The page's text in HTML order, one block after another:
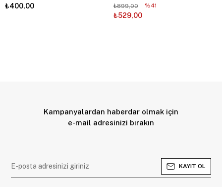
₺400,00
₺529,00
₺899,00 %41
Kampanyalardan haberdar olmak için
e-mail adresinizi bırakın
KAYIT OL